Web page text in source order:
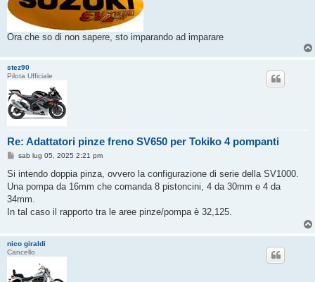
Ora che so di non sapere, sto imparando ad imparare
stez90
Pilota Ufficiale
Re: Adattatori pinze freno SV650 per Tokiko 4 pompanti
M
s
a
g
sab lug 05, 2025 2:21 pm
Si intendo doppia pinza, ovvero la configurazione di serie della SV1000.
Una pompa da 16mm che comanda 8 pistoncini, 4 da 30mm e 4 da
34mm.
In tal caso il rapporto tra le aree pinze/pompa è 32,125.
nico giraldi
Cancello